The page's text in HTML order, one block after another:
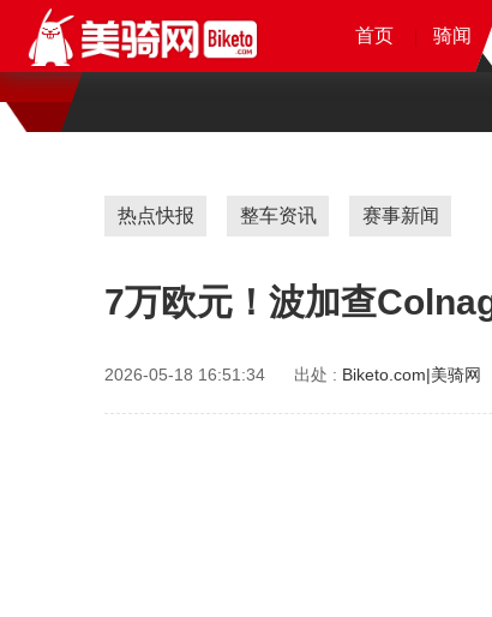
首页
首页 骑闻
首页 骑闻
首页 骑闻
热点快报 整车资讯 赛事新闻
7万欧元！波加查
2026-05-18 16:51:34 出处 : Biketo.com|美骑网